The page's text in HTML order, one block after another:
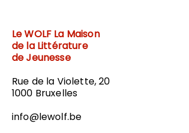
Le WOLF La Maison
de la Littérature
de Jeunesse
Rue de la Violette, 20
1000 Bruxelles
info@lewolf.be